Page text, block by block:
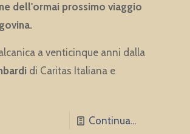
dell'ormai prossimo viaggio
a venticinque anni dalla
di Caritas Italiana e
Continua...